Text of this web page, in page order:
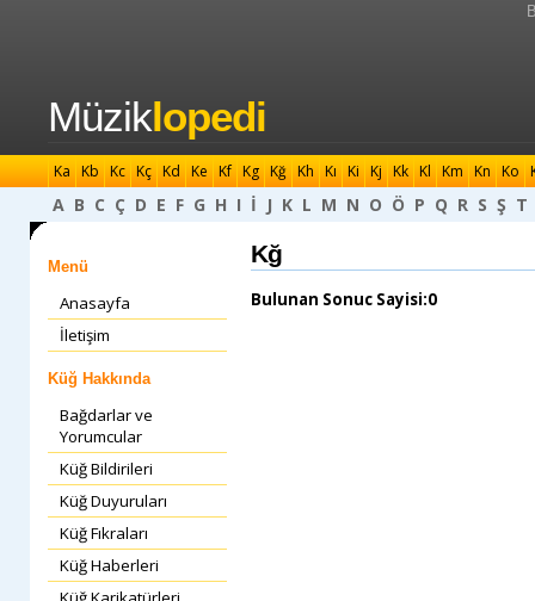
Müziklopedi
Ka Kb Kc Kç Kd Ke Kf Kg Kğ Kh Kı Ki Kj Kk Kl Km Kn Ko
A B C Ç D E F G H I İ J K L M N O Ö P Q R S Ş T
Menü
Anasayfa
İletişim
Küğ Hakkında
Bağdarlar ve
Yorumcular
Küğ Bildirileri
Küğ Duyuruları
Küğ Fıkraları
Küğ Haberleri
Kğ
Bulunan Sonuc Sayisi:0